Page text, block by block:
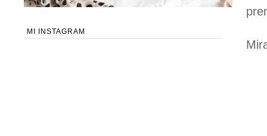
MI INSTAGRAM